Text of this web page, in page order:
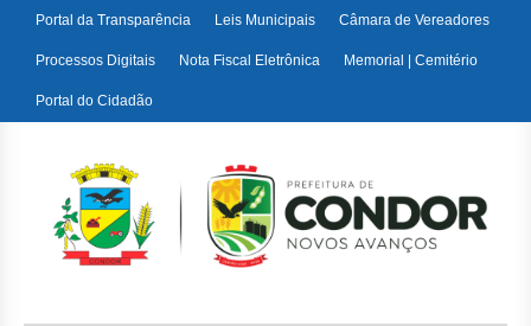
Portal da Transparência Leis Municipais Câmara de Vereadores
Processos Digitais Nota Fiscal Eletrônica Memorial | Cemitério
Portal do Cidadão